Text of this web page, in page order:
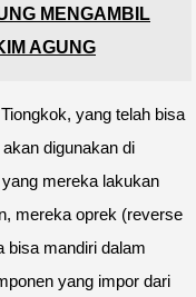
MENGAMBIL
AGUNG
yang telah bisa
digunakan di
mereka lakukan
mereka oprek (reverse
bisa mandiri dalam
yang impor dari